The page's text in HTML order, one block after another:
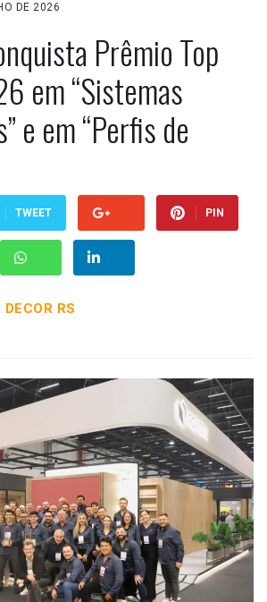
DE 2026
Prêmio Top
em “Sistemas
e em “Perfis de
TWEET PIN
RS